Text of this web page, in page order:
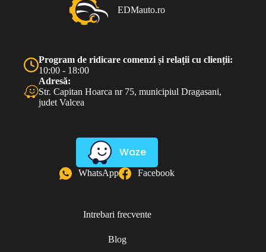
EDMauto.ro
Program de ridicare comenzi și relații cu clienții:
10:00 - 18:00
Adresă:
Str. Capitan Hoarca nr 75, municipiul Dragasani,
judet Valcea
Waze
WhatsApp Facebook
Intrebari frecvente
Blog